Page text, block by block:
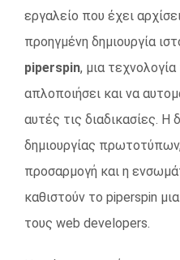
εργαλείο που έχει
προηγμένη δημιουργία
piperspin, μια
απλοποιήσει και να
αυτές τις διαδικασίες. Η
δημιουργίας
προσαρμογή και η
καθιστούν το piperspin
τους web developers.